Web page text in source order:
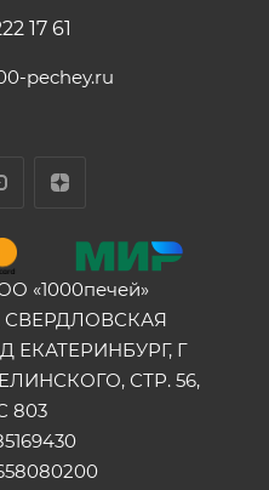
17 61
pechey.ru
«1000печей»
СВЕРДЛОВСКАЯ
ЕКАТЕРИНБУРГ, Г
СТР. 56,
803